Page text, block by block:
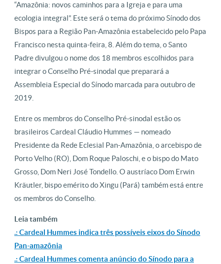
“Amazônia: novos caminhos para a Igreja e para uma
ecologia integral”. Este será o tema do próximo Sínodo dos
Bispos para a Região Pan-Amazônia estabelecido pelo Papa
Francisco nesta quinta-feira, 8. Além do tema, o Santo
Padre divulgou o nome dos 18 membros escolhidos para
integrar o Conselho Pré-sinodal que preparará a
Assembleia Especial do Sínodo marcada para outubro de
2019.
Entre os membros do Conselho Pré-sinodal estão os
brasileiros Cardeal Cláudio Hummes — nomeado
Presidente da Rede Eclesial Pan-Amazônia, o arcebispo de
Porto Velho (RO), Dom Roque Paloschi, e o bispo do Mato
Grosso, Dom Neri José Tondello. O austríaco Dom Erwin
Kräutler, bispo emérito do Xingu (Pará) também está entre
os membros do Conselho.
Leia também
.: Cardeal Hummes indica três possíveis eixos do Sínodo
Pan-amazônia
.: Cardeal Hummes comenta anúncio do Sínodo para a